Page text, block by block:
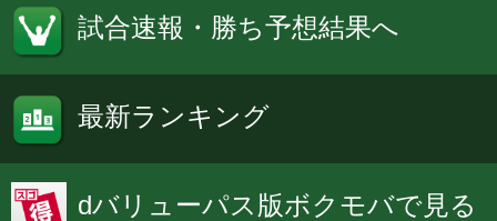
試合速報・勝ち予想結果へ
最新ランキング
dバリューパス版ボクモバで見る